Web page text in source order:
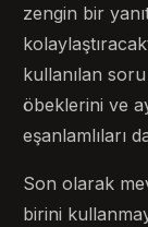
zengin bir
kullanılan
öbeklerini ve
eşanlamlıları
Son olarak
birini